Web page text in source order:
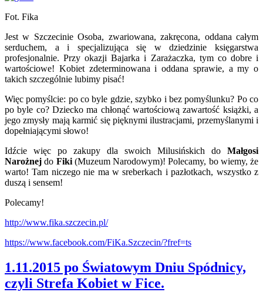
Fot. Fika
Jest w Szczecinie Osoba, zwariowana, zakręcona, oddana całym
serduchem, a i specjalizująca się w dziedzinie księgarstwa
profesjonalnie. Przy okazji Bajarka i Zarażaczka, tym co dobre i
wartościowe! Kobiet zdeterminowana i oddana sprawie, a my o
takich szczególnie lubimy pisać!
Więc pomyślcie: po co byle gdzie, szybko i bez pomyślunku? Po co
po byle co? Dziecko ma chłonąć wartościową zawartość książki, a
jego zmysły mają karmić się pięknymi ilustracjami, przemyślanymi i
dopełniającymi słowo!
Idźcie więc po zakupy dla swoich Milusińskich do Małgosi
Narożnej do Fiki(Muzeum Narodowym)! Polecamy, bo wiemy, że
warto! Tam niczego nie ma w sreberkach i pazłotkach, wszystko z
duszą i sensem!
Polecamy!
http://www.fika.szczecin.pl/
https://www.facebook.com/FiKa.Szczecin/?fref=ts
1.11.2015 po Światowym Dniu Spódnicy,
czyli Strefa Kobiet w Fice.